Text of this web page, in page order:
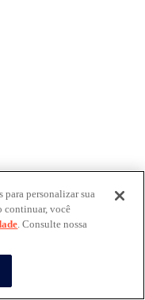
para personalizar sua
continuar, você
. Consulte nossa